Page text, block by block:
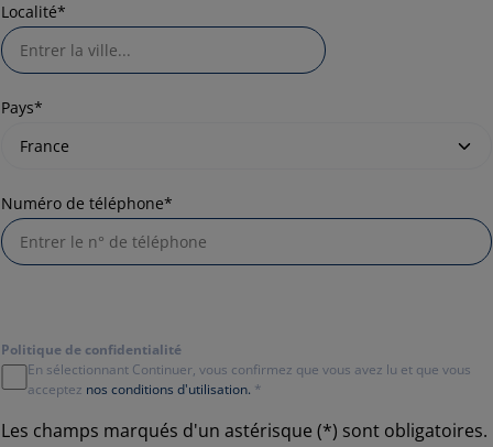
Localité*
Pays*
Numéro de téléphone*
Politique de confidentialité
En sélectionnant Continuer, vous confirmez que vous avez lu et que vous
acceptez nos conditions d'utilisation. *
Les champs marqués d'un astérisque (*) sont obligatoires.